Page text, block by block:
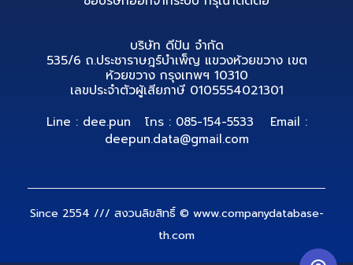
บริษัท ดีปัน จำกัด
535/6 ถ.ประชาราษฎร์บำเพ็ญ แขวงห้วยขวาง เขต
ห้วยขวาง กรุงเทพฯ 10310
เลขประจำตัวผู้เสียภาษี 0105554021301
Line : dee.pun โทร : 085-154-5533
Email :
deepun.data@gmail.com
Since 2554 /// สงวนลิขสิทธิ์ © www.companydatabase-
th.com